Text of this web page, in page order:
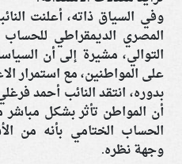
وفي السياق ذاته، أعلنت
المصري الديمقراطي
التوالي، مشيرة إلى أن
على المواطنين، مع استمرار
بدوره، انتقد النائب أحمد
أن المواطن تأثر بشكل مباشر
الحساب الختامي بأنه من
وجهة نظره.